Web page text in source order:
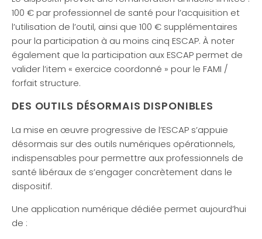
100 € par professionnel de santé pour l’acquisition et
l’utilisation de l’outil, ainsi que 100 € supplémentaires
pour la participation à au moins cinq ESCAP. À noter
également que la participation aux ESCAP permet de
valider l’item « exercice coordonné » pour le FAMI /
forfait structure.
DES OUTILS DÉSORMAIS DISPONIBLES
La mise en œuvre progressive de l’ESCAP s’appuie
désormais sur des outils numériques opérationnels,
indispensables pour permettre aux professionnels de
santé libéraux de s’engager concrètement dans le
dispositif.
Une application numérique dédiée permet aujourd’hui
de :